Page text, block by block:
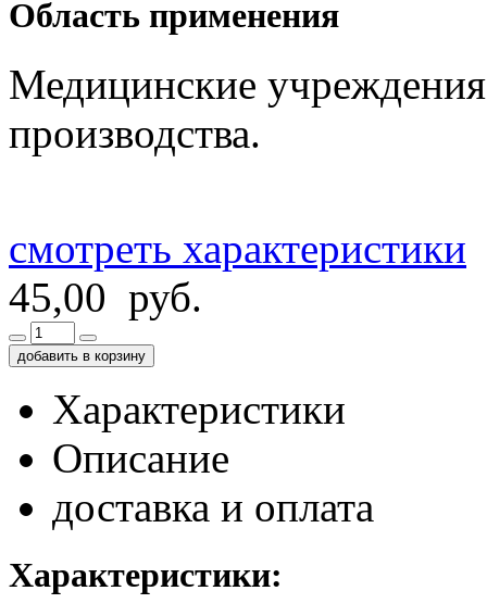
Область применения
Медицинские
производства.
смотреть характеристики
45,00 руб.
добавить в корзину
Характеристики
Описание
доставка и оплата
Характеристики: